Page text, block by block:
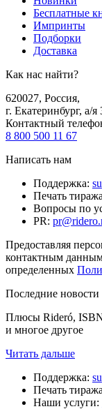
Бесплатные
Импринты
Подборки
Доставка
Как нас найти?
620027, Россия,
г. Екатеринбург, а/я
Контактный
8 800 500 11 67
Написать нам
Поддержка:
Печать тиража
Вопросы по
PR:
Предоставляя
контактным
определенных
Последние новости
Плюсы Rideró,
и многое другое
Читать дальше
Поддержка:
Печать тиража
Наши услуги: